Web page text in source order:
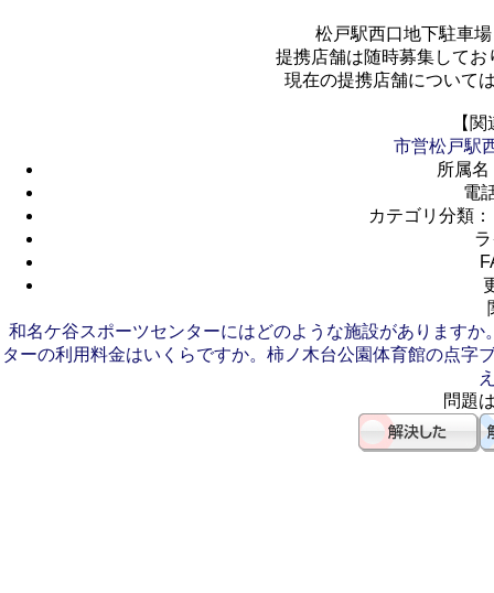
松戸駅西口地下駐車
提携店舗は随時募集して
現在の提携店舗について
【
市営松戸駅
所属
電
カテゴリ分類
和名ケ谷スポーツセンターにはどのような施設がありますか
ターの利用料金はいくらですか。 柿ノ木台公園体育館の点字
問題